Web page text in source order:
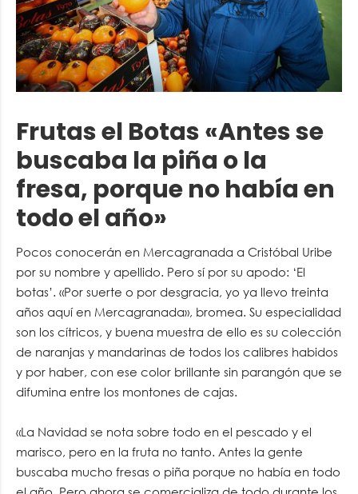
Frutas el Botas «Antes se
buscaba la piña o la
fresa, porque no había en
todo el año»
Pocos conocerán en Mercagranada a Cristóbal Uribe
por su nombre y apellido. Pero sí por su apodo: ‘El
botas’. «Por suerte o por desgracia, yo ya llevo treinta
años aquí en Mercagranada», bromea. Su especialidad
son los cítricos, y buena muestra de ello es su colección
de naranjas y mandarinas de todos los calibres habidos
y por haber, con ese color brillante sin parangón que se
difumina entre los montones de cajas.
«La Navidad se nota sobre todo en el pescado y el
marisco, pero en la fruta no tanto. Antes la gente
buscaba mucho fresas o piña porque no había en todo